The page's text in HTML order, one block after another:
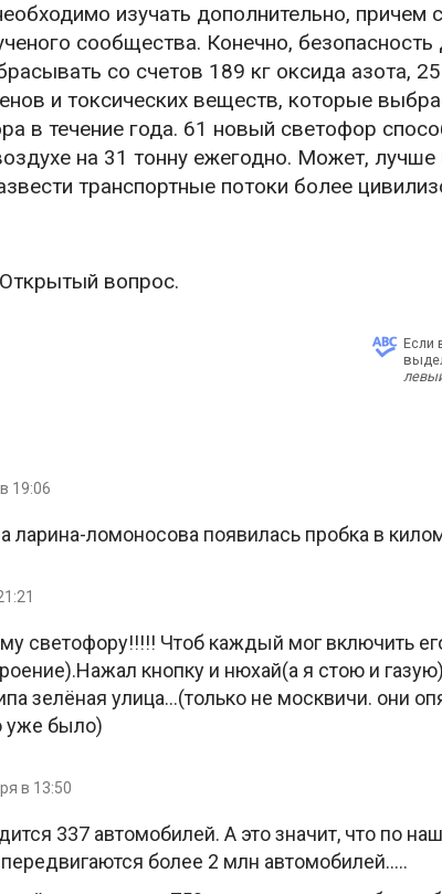
изучать дополнительно, причем
сообщества. Конечно,
со счетов 189 кг оксида азота,
и токсических веществ, которые
в течение года. 61 новый светофор
на 31 тонну ежегодно. Может, лучше
транспортные потоки более
вопрос.
Если
19:06
ларина-ломоносова появилась пробка в
светофору!!!!! Чтоб каждый мог включить
кнопку и нюхай(а я стою и
зелёная улица…(только не москвичи. они
уже было)
в 13:50
337 автомобилей. А это значит, что по
более 2 млн автомобилей…..